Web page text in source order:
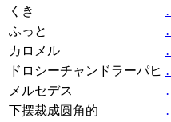
くき
ふっと
カロメル
ドロシーチャンドラーパヒ
メルセデス
下摆裁成圆角的